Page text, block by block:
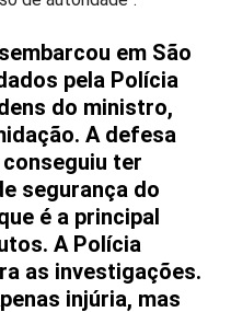
em São
pela Polícia
do ministro,
A defesa
ter
segurança do
é a principal
A Polícia
as investigações.
injúria, mas